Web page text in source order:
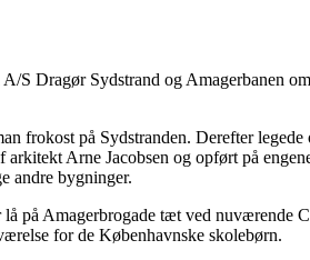
Dragør Sydstrand og Amagerbanen
frokost på Sydstranden. Derefter
arkitekt Arne Jacobsen og opført på
andre bygninger.
på Amagerbrogade tæt ved
for de Københavnske skolebørn.